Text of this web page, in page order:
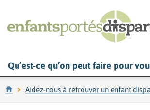
Qu’est-ce qu’on peut faire pour
AccueilAidez-nous à retrouver un enfant